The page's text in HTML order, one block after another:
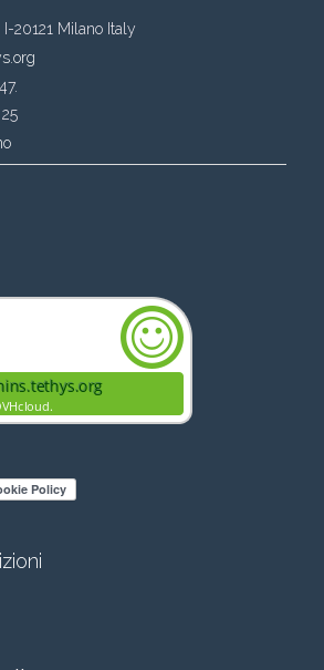
20121 Milano Italy